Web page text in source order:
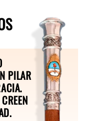
PILAR